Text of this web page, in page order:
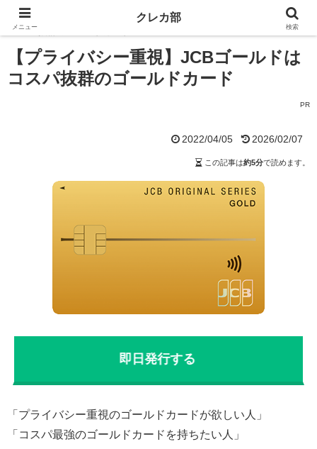
ホーム
【プライバシー重視】JCBゴールドは
コスパ抜群のゴールドカード
【プライバシー重視】JCBゴールドは
コスパ抜群のゴールドカード
PR
2022/04/05 2026/02/07
この記事は約5分で読めます。
即日発行する
「プライバシー重視のゴールドカードが欲しい人」
「コスパ最強のゴールドカードを持ちたい人」
メニュー
クレカ部
検索